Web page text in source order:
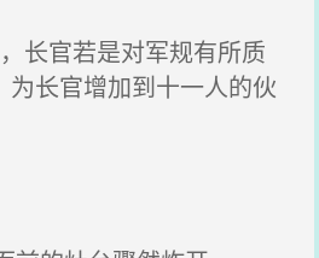
长官若是对军规有所质
长官增加到十一人的伙